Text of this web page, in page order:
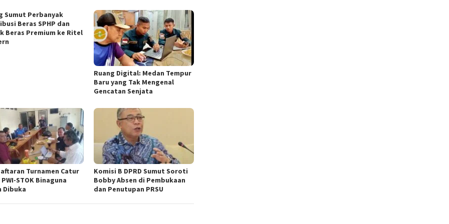
Sumut Perbanyak
Beras SPHP dan
Beras Premium ke Ritel
Ruang Digital: Medan Tempur
Baru yang Tak Mengenal
Gencatan Senjata
Turnamen Catur
PWI-STOK Binaguna
Dibuka
Komisi B DPRD Sumut Soroti
Bobby Absen di Pembukaan
dan Penutupan PRSU